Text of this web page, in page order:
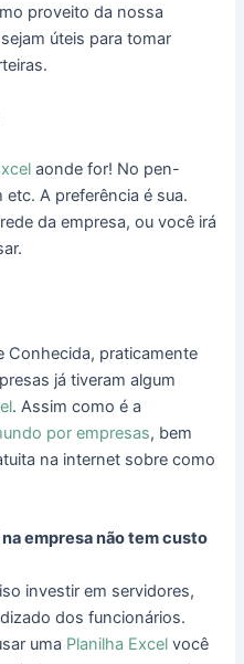
proveito da nossa
úteis para tomar
aonde for! No pen-
etc. A preferência é sua.
da empresa, ou você irá
Conhecida, praticamente
já tiveram algum
. Assim como é a
por empresas, bem
na internet sobre como
na empresa não tem custo
investir em servidores,
dos funcionários.
uma Planilha Excel você